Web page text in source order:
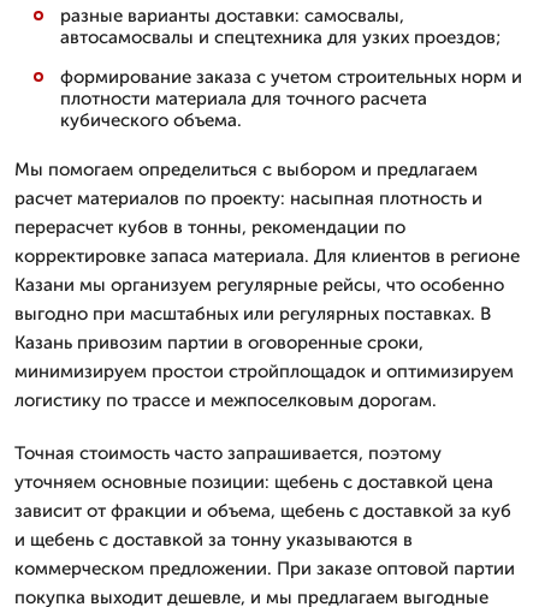
разные варианты доставки: самосвалы,
автосамосвалы и спецтехника для узких проездов;
формирование заказа с учетом строительных норм и
плотности материала для точного расчета
кубического объема.
Мы помогаем определиться с выбором и предлагаем
расчет материалов по проекту: насыпная плотность и
перерасчет кубов в тонны, рекомендации по
корректировке запаса материала. Для клиентов в регионе
Казани мы организуем регулярные рейсы, что особенно
выгодно при масштабных или регулярных поставках. В
Казань привозим партии в оговоренные сроки,
минимизируем простои стройплощадок и оптимизируем
логистику по трассе и межпоселковым дорогам.
Точная стоимость часто запрашивается, поэтому
уточняем основные позиции: щебень с доставкой цена
зависит от фракции и объема, щебень с доставкой за куб
и щебень с доставкой за тонну указываются в
коммерческом предложении. При заказе оптовой партии
покупка выходит дешевле, и мы предлагаем выгодные